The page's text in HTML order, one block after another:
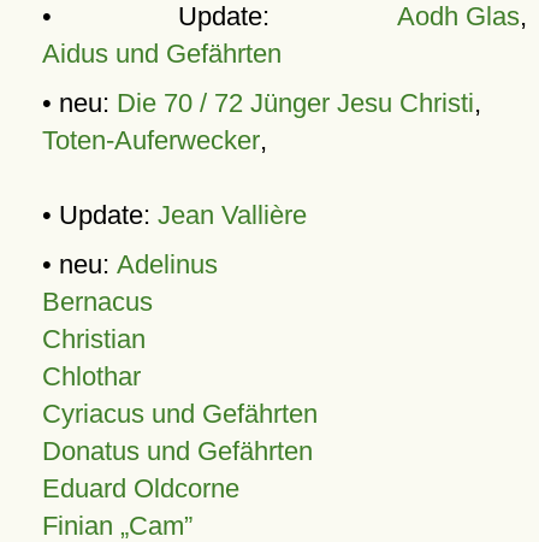
• Update: Aodh Glas,
Aidus und Gefährten
• neu: Die 70 / 72 Jünger Jesu Christi,
Toten-Auferwecker,
• Update: Jean Vallière
• neu: Adelinus
Bernacus
Christian
Chlothar
Cyriacus und Gefährten
Donatus und Gefährten
Eduard Oldcorne
Finian Cam